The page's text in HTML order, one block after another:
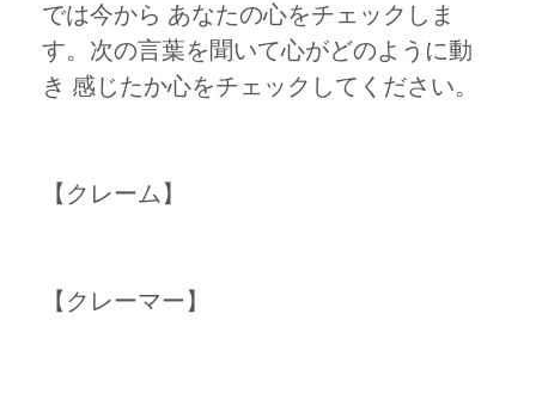
では今から あなたの心をチェックしま
す。次の言葉を聞いて心がどのように動
き 感じたか心をチェックしてください。
【クレーム】
【クレーマー】